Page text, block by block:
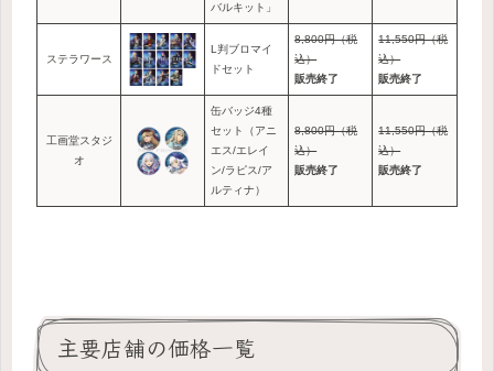
バルキット」
ステラワース
L判ブロマイ
ドセット
8,800円（税
込）
販売終了
11,550円（税
込）
販売終了
工画堂スタジ
オ
缶バッジ4種
セット（アニ
エス/エレイ
ン/ラピス/ア
ルティナ）
8,800円（税
込）
販売終了
11,550円（税
込）
販売終了
主要店舗の価格一覧